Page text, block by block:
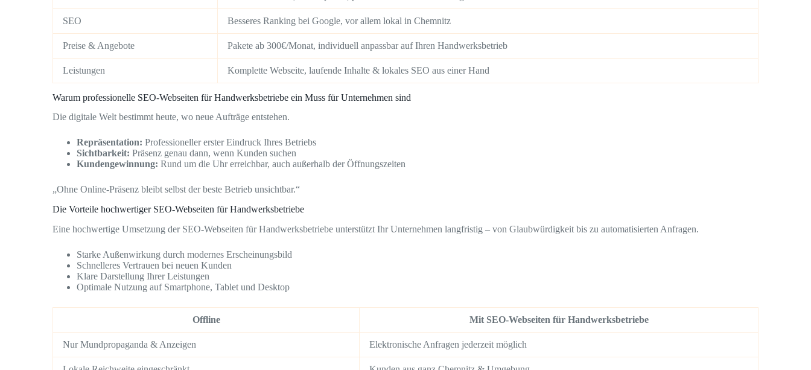
SEO Besseres Ranking bei Google, vor allem lokal in Chemnitz
Preise & Angebote Pakete ab 300€/Monat, individuell anpassbar auf Ihren Handwerksbetrieb
Leistungen Komplette Webseite, laufende Inhalte & lokales SEO aus einer Hand
Warum professionelle SEO-Webseiten für Handwerksbetriebe ein Muss für Unternehmen sind
Die digitale Welt bestimmt heute, wo neue Aufträge entstehen.
Repräsentation: Professioneller erster Eindruck Ihres Betriebs
Sichtbarkeit: Präsenz genau dann, wenn Kunden suchen
Kundengewinnung: Rund um die Uhr erreichbar, auch außerhalb der Öffnungszeiten
„Ohne Online-Präsenz bleibt selbst der beste Betrieb unsichtbar.“
Die Vorteile hochwertiger SEO-Webseiten für Handwerksbetriebe
Eine hochwertige Umsetzung der SEO-Webseiten für Handwerksbetriebe unterstützt Ihr Unternehmen langfristig – von Glaubwürdigkeit bis zu automatisierten Anfragen.
Starke Außenwirkung durch modernes Erscheinungsbild
Schnelleres Vertrauen bei neuen Kunden
Klare Darstellung Ihrer Leistungen
Optimale Nutzung auf Smartphone, Tablet und Desktop
Offline Mit SEO-Webseiten für Handwerksbetriebe
Nur Mundpropaganda & Anzeigen Elektronische Anfragen jederzeit möglich